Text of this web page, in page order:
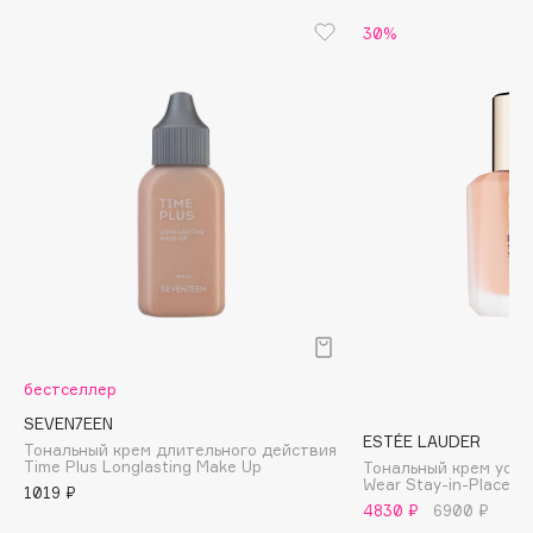
Boadicea The Victorious
Brunello Cucinelli
бестселлер
SEVEN7EEN
Тональный крем длительного действия
Time Plus Longlasting Make Up
1019 ₽
30%
ESTÉE LAUDER
Тональный крем
Wear Stay-in-Place
4830 ₽
6900 ₽